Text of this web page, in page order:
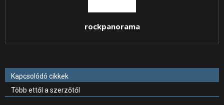
rockpanorama
Kapcsolódó cikkek
Több ettől a szerzőtől